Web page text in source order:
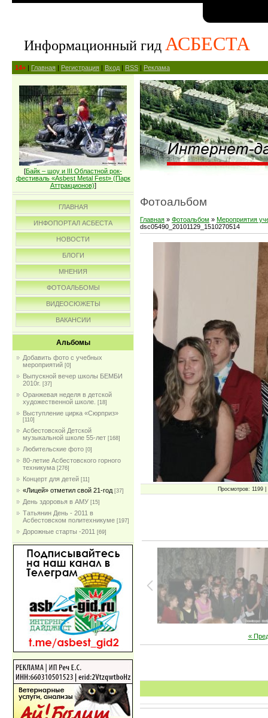
Информационный гид АСБЕСТА
14+ | Главная | Регистрация | Вход | RSS | Реклама
[Байк – шоу и III Областной рок-
фестиваль «Asbest Metal Fest» (Парк
Аттракционов)]
ГЛАВНАЯ
ИНФОПОРТАЛ АСБЕСТА
НОВОСТИ
БЛОГИ
МНЕНИЯ
ФОТОАЛЬБОМЫ
ВИДЕОСЮЖЕТЫ
ВАКАНСИИ
Альбомы
Добавить фото с учебных
мероприятий [0]
Выпускной вечер школы БЕМБИ
2010г. [37]
Оранжевая неделя в детской
художественной школе.
[18]
Выступление цирка «Сюрприз»
[110]
Асбестовской Детской
музыкальной школе 55-лет [168]
Любительские фото [0]
80-летие Асбестовского горного
техникума [276]
Концерт для детей [11]
«Лицей» отметил свой 21-год [37]
День здоровья в АМУ [15]
Татьянин День - 2011 в
Асбестовском политехникуме [197]
Дорожные старты -2011 [69]
Фотоальбом
Главная » Фотоальбом » Мероприятия
dsc05490_20101129_1510270514
Просмотров: 1199
«